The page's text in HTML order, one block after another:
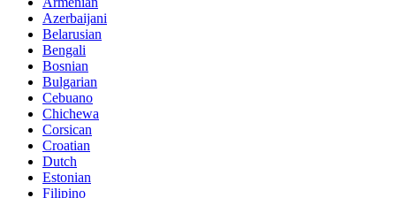
Azerbaijani
Belarusian
Bengali
Bosnian
Bulgarian
Cebuano
Chichewa
Corsican
Croatian
Dutch
Estonian
Filipino